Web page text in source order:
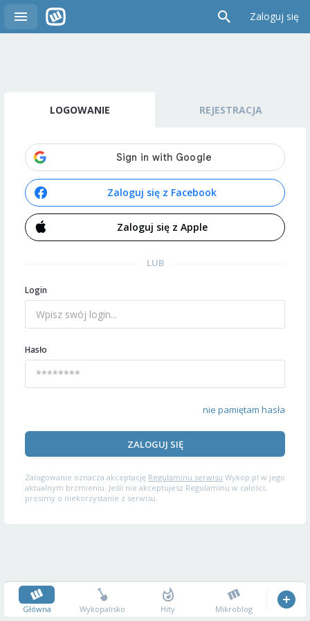
Zaloguj się
LOGOWANIE REJESTRACJA
Zaloguj się z Facebook
Zaloguj się z Apple
LUB
Login
Hasło
nie pamiętam hasła
ZALOGUJ SIĘ
Zalogowanie oznacza akceptację Regulaminu serwisu Wykop.pl w jego
aktualnym brzmieniu. Jeśli nie akceptujesz Regulaminu w całości,
prosimy o niekorzystanie z serwisu.
Główna Wykopalisko Hity Mikroblog